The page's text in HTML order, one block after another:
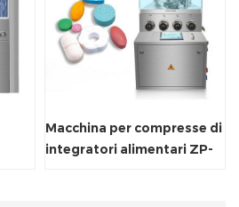
Macchina per compresse di
integratori alimentari ZP-